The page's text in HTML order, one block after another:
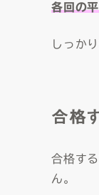
各回の
しっか
合格
合格す
ん。